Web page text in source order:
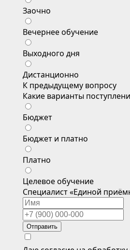
Заочно
Вечернее обучение
Выходного дня
Дистанционно
К предыдущему вопросу
Какие варианты
Бюджет
Бюджет и платно
Платно
Целевое обучение
Специалист «Единой
Отправить